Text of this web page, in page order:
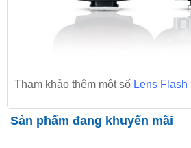
Tham khảo thêm một số Lens Flash
Sản phẩm đang khuyến mãi